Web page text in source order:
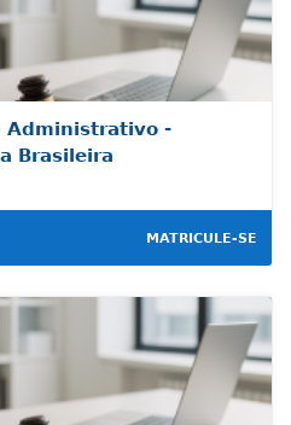
Administrativo -
Brasileira
MATRICULE-SE